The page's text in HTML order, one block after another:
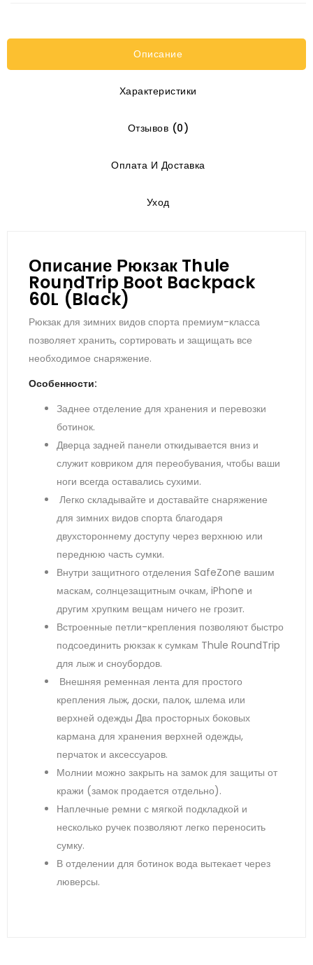
Описание
Характеристики
Отзывов (0)
Оплата И Доставка
Уход
Описание Рюкзак Thule
RoundTrip Boot Backpack
60L (Black)
Рюкзак для зимних видов спорта премиум-класса
позволяет хранить, сортировать и защищать все
необходимое снаряжение.
Особенности:
Заднее отделение для хранения и перевозки
ботинок.
Дверца задней панели откидывается вниз и
служит ковриком для переобувания, чтобы ваши
ноги всегда оставались сухими.
Легко складывайте и доставайте снаряжение
для зимних видов спорта благодаря
двухстороннему доступу через верхнюю или
переднюю часть сумки.
Внутри защитного отделения SafeZone вашим
маскам, солнцезащитным очкам, iPhone и
другим хрупким вещам ничего не грозит.
Встроенные петли-крепления позволяют быстро
подсоединить рюкзак к сумкам Thule RoundTrip
для лыж и сноубордов.
Внешняя ременная лента для простого
крепления лыж, доски, палок, шлема или
верхней одежды Два просторных боковых
кармана для хранения верхней одежды,
перчаток и аксессуаров.
Молнии можно закрыть на замок для защиты от
кражи (замок продается отдельно).
Наплечные ремни с мягкой подкладкой и
несколько ручек позволяют легко переносить
сумку.
В отделении для ботинок вода вытекает через
люверсы.